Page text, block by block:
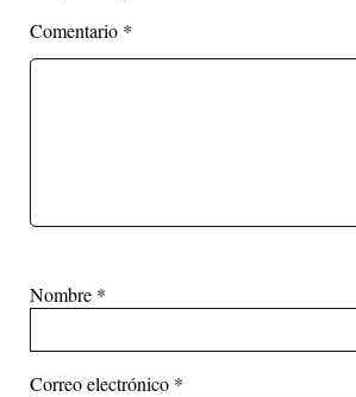
Comentario *
Nombre *
Correo electrónico *